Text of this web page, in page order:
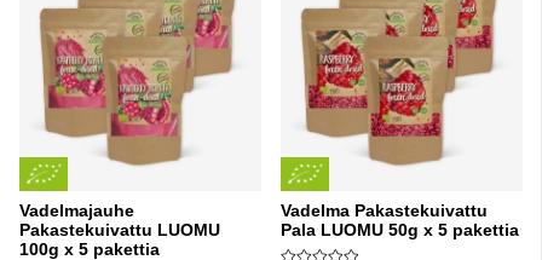
Vadelmajauhe
Pakastekuivattu LUOMU
100g x 5 pakettia
Vadelma Pakastekuivattu
Pala LUOMU 50g x 5 pakettia